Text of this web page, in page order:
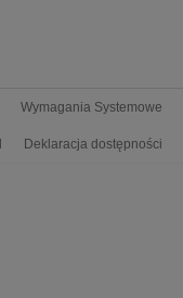
Wymagania Systemowe
Deklaracja dostępności